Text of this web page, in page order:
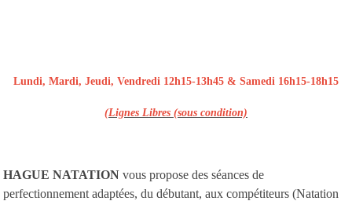
Lundi, Mardi, Jeudi, Vendredi 12h15-13h45 & Samedi 16h15-18h15
(Lignes Libres (sous condition)
HAGUE NATATION vous propose des séances de
perfectionnement adaptées, du débutant, aux compétiteurs (Natation